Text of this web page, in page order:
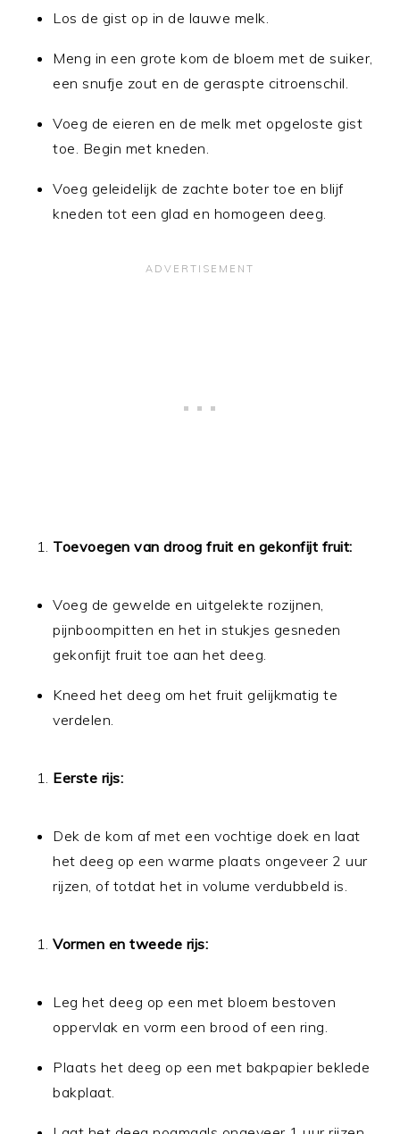
Los de gist op in de lauwe melk.
Meng in een grote kom de bloem met de suiker,
een snufje zout en de geraspte citroenschil.
Voeg de eieren en de melk met opgeloste gist
toe. Begin met kneden.
Voeg geleidelijk de zachte boter toe en blijf
kneden tot een glad en homogeen deeg.
Toevoegen van droog fruit en gekonfijt fruit:
Voeg de gewelde en uitgelekte rozijnen,
pijnboompitten en het in stukjes gesneden
gekonfijt fruit toe aan het deeg.
Kneed het deeg om het fruit gelijkmatig te
verdelen.
Eerste rijs:
Dek de kom af met een vochtige doek en laat
het deeg op een warme plaats ongeveer 2 uur
rijzen, of totdat het in volume verdubbeld is.
Vormen en tweede rijs:
Leg het deeg op een met bloem bestoven
oppervlak en vorm een brood of een ring.
Plaats het deeg op een met bakpapier beklede
bakplaat.